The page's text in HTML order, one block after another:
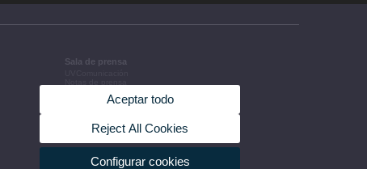
Sala de prensa
Acuerdos de gobierno
La UV en la prensa
Aceptar todo
Reject All Cookies
Configurar cookies